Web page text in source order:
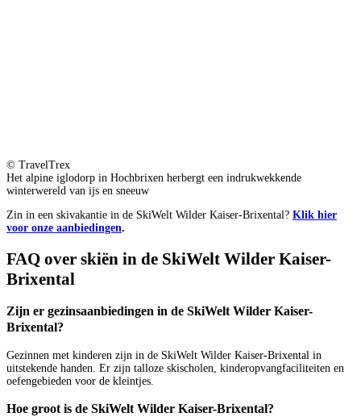
© TravelTrex
Het alpine iglodorp in Hochbrixen herbergt een indrukwekkende
winterwereld van ijs en sneeuw
Zin in een skivakantie in de SkiWelt Wilder Kaiser-Brixental? Klik hier
voor onze aanbiedingen.
FAQ over skiën in de SkiWelt Wilder Kaiser-
Brixental
Zijn er gezinsaanbiedingen in de SkiWelt Wilder Kaiser-
Brixental?
Gezinnen met kinderen zijn in de SkiWelt Wilder Kaiser-Brixental in
uitstekende handen. Er zijn talloze skischolen, kinderopvangfaciliteiten en
oefengebieden voor de kleintjes.
Hoe groot is de SkiWelt Wilder Kaiser-Brixental?